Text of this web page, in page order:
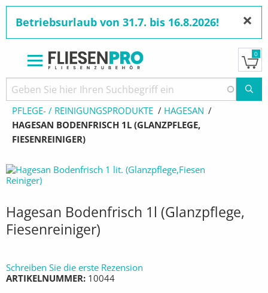
zum
Inhalt
Betriebsurlaub von 31.7. bis 16.8.2026! ×
0
Pfadnavigation
STARTSEITE
PRODUKTE
PFLEGE- / REINIGUNGSPRODUKTE
HAGESAN
AKTUELL:
HAGESAN BODENFRISCH 1L (GLANZPFLEGE,
FIESENREINIGER)
Hagesan Bodenfrisch 1l (Glanzpflege,
Fiesenreiniger)
Schreiben Sie die erste Rezension
ARTIKELNUMMER 10044